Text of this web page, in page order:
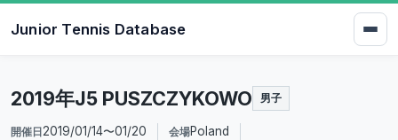
Junior Tennis Database
2019年J5 PUSZCZYKOWO 男子
開催日 2019/01/14〜01/20 会場Poland